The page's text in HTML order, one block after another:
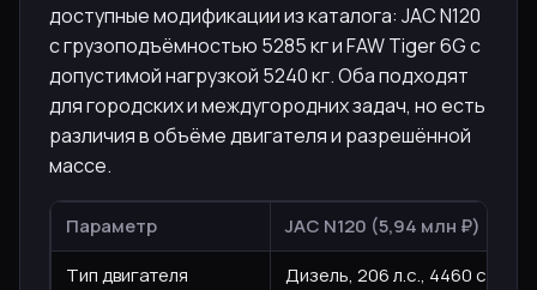
доступные модификации из каталога: JAC N120
с грузоподъёмностью 5285 кг и FAW Tiger 6G с
допустимой нагрузкой 5240 кг. Оба подходят
для городских и междугородних задач, но есть
различия в объёме двигателя и разрешённой
массе.
Параметр
JAC N120 (5,94 млн ₽)
Тип двигателя
Дизель, 206 л.с., 4460 см³